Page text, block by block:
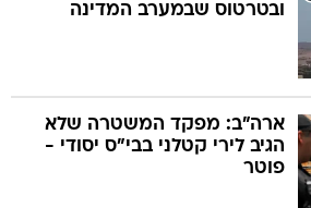
ובטרטוס שבמערב המדינה
ארה"ב: מפקד המשטרה שלא
הגיב לירי קטלני בבי"ס יסודי -
פוטר